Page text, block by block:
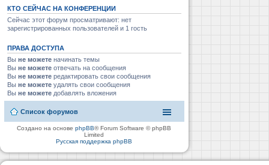
КТО СЕЙЧАС НА КОНФЕРЕНЦИИ
Сейчас этот форум просматривают: нет
зарегистрированных пользователей и 1 гость
ПРАВА ДОСТУПА
Вы не можете начинать темы
Вы не можете отвечать на сообщения
Вы не можете редактировать свои сообщения
Вы не можете удалять свои сообщения
Вы не можете добавлять вложения
Список форумов
Создано на основеphpBB® Forum Software © phpBB
Limited
Русская поддержка phpBB